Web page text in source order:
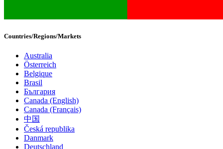
Countries/Regions/Markets
Australia
Österreich
Belgique
Brasil
България
Canada (English)
Canada (Français)
中国
Česká republika
Danmark
Deutschland